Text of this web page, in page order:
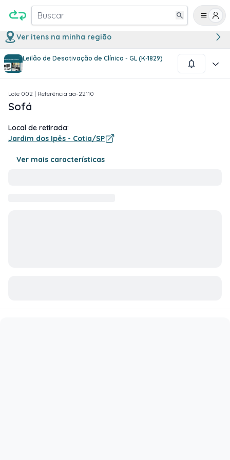
Buscar
Ver itens na minha região
Leilão de Desativação de Clínica - GL (K-1829)
1/1
Lote 002 | Referência aa-22110
Sofá
Local de retirada:
Jardim dos Ipês - Cotia/SP
Ver mais características